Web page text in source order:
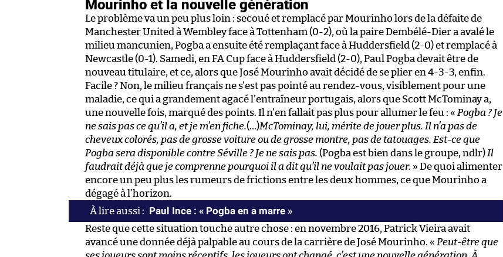
Mourinho et la nouvelle génération
Le problème va un peu plus loin : secoué et remplacé par Mourinho lors de la défaite de
Manchester United à Wembley face à Tottenham (0-2), où la paire Dembélé-Dier a avalé le
milieu mancunien, Pogba a ensuite été remplaçant face à Huddersfield (2-0) et remplacé à
Newcastle (0-1). Samedi, en FA Cup face à Huddersfield (2-0), Paul Pogba devait être de
nouveau titulaire, et ce, alors que José Mourinho avait décidé de se plier en 4-3-3, enfin.
Facile ? Non, le milieu français ne s’est pas pointé au rendez-vous, visiblement pour une
maladie, ce qui a grandement agacé l’entraîneur portugais, alors que Scott McTominay a,
une nouvelle fois, marqué des points. Il n’en fallait pas plus pour allumer le feu : « Pogba ? Je
ne sais pas ce qu’il a, et je m’en fiche.(…)McTominay, lui, mérite de jouer plus. Il n’a pas de
cheveux colorés, pas de grosse voiture ou de grosse montre, pas de tatouages. Est-ce que
Pogba sera disponible contre Séville ? Je ne sais pas. (Pogba est bien dans le groupe, ndlr)Il
faudrait déjà que je comprenne pourquoi il a dit qu’il ne voulait pas jouer. » De quoi alimenter
encore un peu plus les rumeurs de frictions entre les deux hommes, ce que Mourinho a
dégagé à l’horizon.
Paul Ince : « Pogba en a marre »
Reste que cette situation touche autre chose : en novembre 2016, Patrick Vieira avait
avancé une donnée déjà palpable au cours de la carrière de José Mourinho. « Peut-être que